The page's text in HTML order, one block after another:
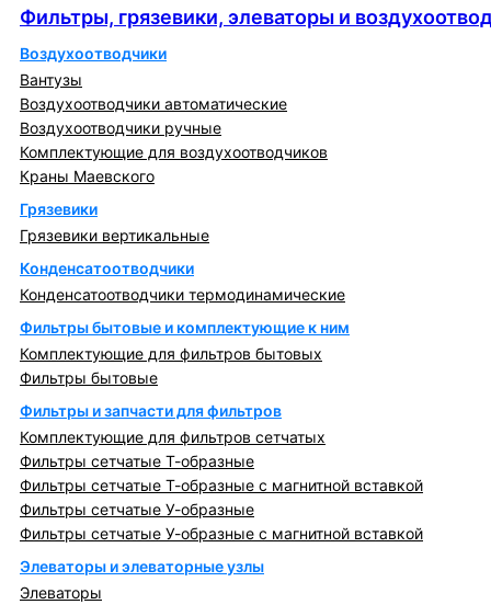
Фильтры, грязевики, элеваторы и
Воздухоотводчики
Вантузы
Воздухоотводчики автоматические
Воздухоотводчики ручные
Комплектующие для воздухоотводчиков
Краны Маевского
Грязевики
Грязевики вертикальные
Конденсатоотводчики
Конденсатоотводчики термодинамические
Фильтры бытовые и комплектующие к ним
Комплектующие для фильтров бытовых
Фильтры бытовые
Фильтры и запчасти для фильтров
Комплектующие для фильтров сетчатых
Фильтры сетчатые Т-образные
Фильтры сетчатые Т-образные с магнитной вставкой
Фильтры сетчатые У-образные
Фильтры сетчатые У-образные с магнитной вставкой
Элеваторы и элеваторные узлы
Элеваторы